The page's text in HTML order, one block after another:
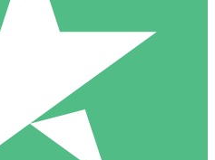
Download-Credits. Keine
erforderlich.
10 00